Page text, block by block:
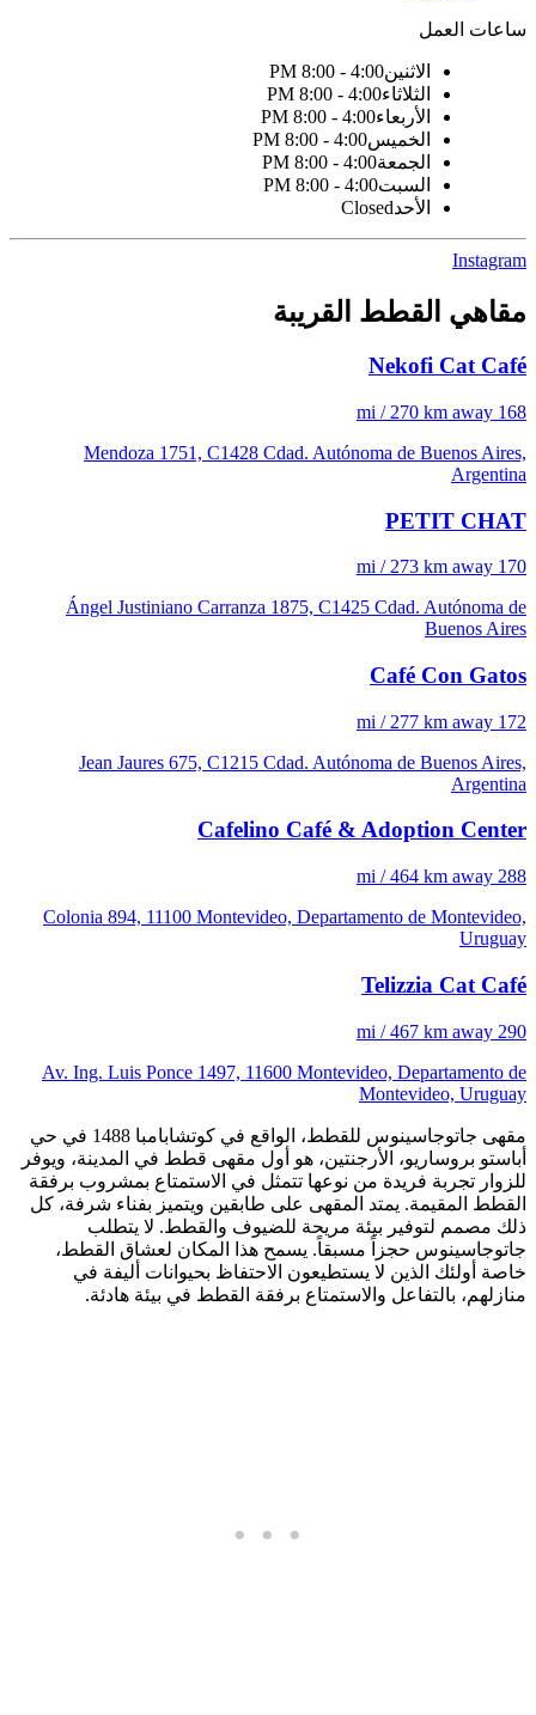
ساعات العمل
الاثنين4:00 - 8:00 PM
الثلاثاء4:00 - 8:00 PM
الأربعاء4:00 - 8:00 PM
الخميس4:00 - 8:00 PM
الجمعة4:00 - 8:00 PM
السبت4:00 - 8:00 PM
الأحدClosed
Instagram
مقاهي القطط القريبة
Nekofi Cat Café
168 mi / 270 km away
Mendoza 1751, C1428 Cdad. Autónoma de Buenos Aires,
Argentina
PETIT CHAT
170 mi / 273 km away
Ángel Justiniano Carranza 1875, C1425 Cdad. Autónoma de
Buenos Aires
Café Con Gatos
172 mi / 277 km away
Jean Jaures 675, C1215 Cdad. Autónoma de Buenos Aires,
Argentina
Cafelino Café & Adoption Center
288 mi / 464 km away
Colonia 894, 11100 Montevideo, Departamento de Montevideo,
Uruguay
Telizzia Cat Café
290 mi / 467 km away
Av. Ing. Luis Ponce 1497, 11600 Montevideo, Departamento de
Montevideo, Uruguay
مقهى جاتوجاسينوس للقطط، الواقع في كوتشابامبا 1488 في حي
أباستو بروساريو، الأرجنتين، هو أول مقهى قطط في المدينة، ويوفر
للزوار تجربة فريدة من نوعها تتمثل في الاستمتاع بمشروب برفقة
القطط المقيمة. يمتد المقهى على طابقين ويتميز بفناء شرفة، كل
ذلك مصمم لتوفير بيئة مريحة للضيوف والقطط. لا يتطلب
جاتوجاسينوس حجزاً مسبقاً. يسمح هذا المكان لعشاق القطط،
خاصة أولئك الذين لا يستطيعون الاحتفاظ بحيوانات أليفة في
منازلهم، بالتفاعل والاستمتاع برفقة القطط في بيئة هادئة.